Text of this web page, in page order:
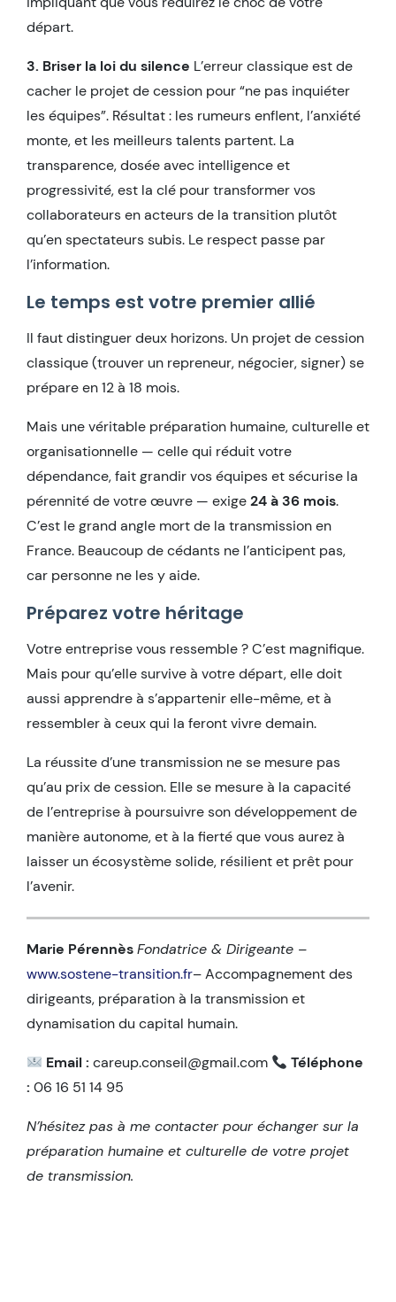
départ.
3. Briser la loi du silence L’erreur classique est de
cacher le projet de cession pour “ne pas inquiéter
les équipes”. Résultat : les rumeurs enflent, l’anxiété
monte, et les meilleurs talents partent. La
transparence, dosée avec intelligence et
progressivité, est la clé pour transformer vos
collaborateurs en acteurs de la transition plutôt
qu’en spectateurs subis. Le respect passe par
l’information.
Le temps est votre premier allié
Il faut distinguer deux horizons. Un projet de cession
classique (trouver un repreneur, négocier, signer) se
prépare en 12 à 18 mois.
Mais une véritable préparation humaine, culturelle et
organisationnelle — celle qui réduit votre
dépendance, fait grandir vos équipes et sécurise la
pérennité de votre œuvre — exige24 à 36 mois.
C’est le grand angle mort de la transmission en
France. Beaucoup de cédants ne l’anticipent pas,
car personne ne les y aide.
Préparez votre héritage
Votre entreprise vous ressemble ? C’est magnifique.
Mais pour qu’elle survive à votre départ, elle doit
aussi apprendre à s’appartenir elle-même, et à
ressembler à ceux qui la feront vivre demain.
La réussite d’une transmission ne se mesure pas
qu’au prix de cession. Elle se mesure à la capacité
de l’entreprise à poursuivre son développement de
manière autonome, et à la fierté que vous aurez à
laisser un écosystème solide, résilient et prêt pour
l’avenir.
Marie PérennèsFondatrice & Dirigeante –
www.sostene-transition.fr– Accompagnement des
dirigeants, préparation à la transmission et
dynamisation du capital humain.
Email : careup.conseil@gmail.com
Téléphone
: 06 16 51 14 95
N’hésitez pas à me contacter pour échanger sur la
préparation humaine et culturelle de votre projet
de transmission.